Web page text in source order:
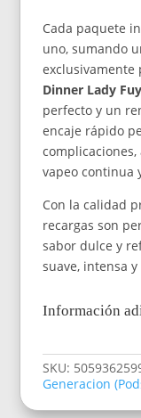
Cada paquete
uno, sumando
exclusivamente
Dinner Lady
perfecto y un
encaje rápido
vapeo continua
Con la calidad
recargas son
sabor dulce y
suave, intensa
Información
SKU:
Generacion